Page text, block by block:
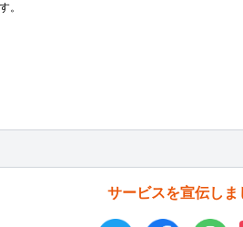
。
サービスを宣伝しま